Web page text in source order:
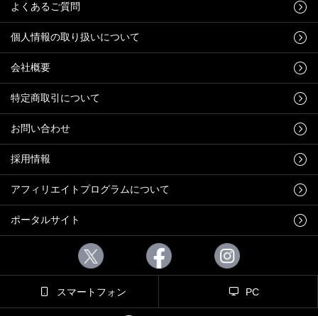
よくあるご質問
個人情報の取り扱いについて
会社概要
特定商取引について
お問い合わせ
採用情報
アフィリエイトプログラムについて
ポータルサイト
スマートフォン PC